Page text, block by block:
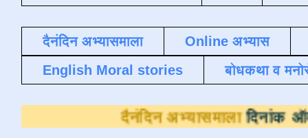
दैनंदिन अभ्यासमाला
Online अभ्यास
English Moral stories
बोधकथा व
दैनंदिन